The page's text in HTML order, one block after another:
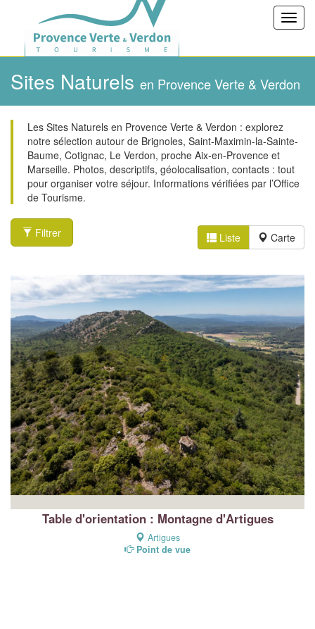
Sites Naturels en Provence Verte & Verdon
Les Sites Naturels en Provence Verte & Verdon : explorez
notre sélection autour de Brignoles, Saint-Maximin-la-Sainte-
Baume, Cotignac, Le Verdon, proche Aix-en-Provence et
Marseille. Photos, descriptifs, géolocalisation, contacts : tout
pour organiser votre séjour. Informations vérifiées par l’Office
de Tourisme.
Filtrer Liste Carte
Table d'orientation : Montagne d'Artigues
Artigues
Point de vue